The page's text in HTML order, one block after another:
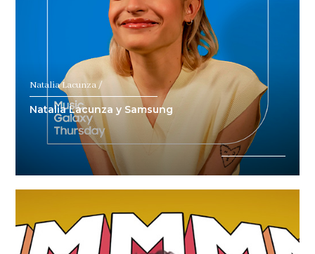
Natalia Lacunza /
Natalia Lacunza y Samsung